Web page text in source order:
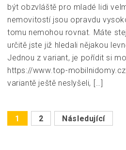
být obzvláště pro mladé lidi
nemovitostí jsou opravdu
tomu nemohou rovnat. Máte
určitě jste již hledali nějakou
Jednou z variant, je pořídit si
https://www.top-
variantě ještě neslyšeli, […]
Stránkování
1 2 Následující